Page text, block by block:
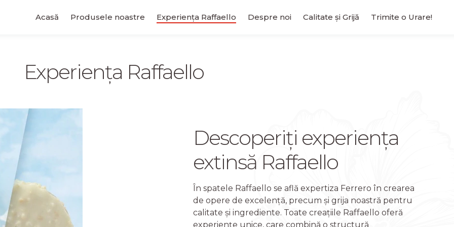
Acasă Produsele noastre Experiența Raffaello Despre noi Calitate și Grijă
Aflați mai
despre
Calitate și
Grijă
TOATE
ȘI GRIJĂ
Ingredientele noastre de calitate
Trimite o Urare!
Experiența Raffaello
Descoperiți experiența
extinsă Raffaello
În spatele Raffaello se află expertiza Ferrero în crearea
de opere de excelență, precum și grija noastră pentru
calitate și ingrediente. Toate creațiile Raffaello oferă
experiențe unice, care combină o structură